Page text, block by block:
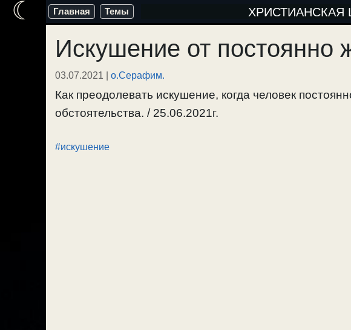
Перейти
содержимому
Главная Темы ХРИСТИАНСКАЯ
Искушение от постоянно
03.07.2021 | о.Серафим.
Как преодолевать искушение, когда человек
обстоятельства. / 25.06.2021г.
#искушение
☾